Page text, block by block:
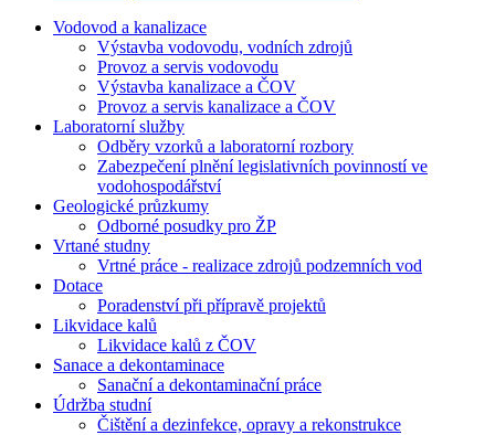
Vodovod a kanalizace
Výstavba vodovodu, vodních zdrojů
Provoz a servis vodovodu
Výstavba kanalizace a ČOV
Provoz a servis kanalizace a ČOV
Laboratorní služby
Odběry vzorků a laboratorní rozbory
Zabezpečení plnění legislativních povinností ve
vodohospodářství
Geologické průzkumy
Odborné posudky pro ŽP
Vrtané studny
Vrtné práce - realizace zdrojů podzemních vod
Dotace
Poradenství při přípravě projektů
Likvidace kalů
Likvidace kalů z ČOV
Sanace a dekontaminace
Sanační a dekontaminační práce
Údržba studní
Čištění a dezinfekce, opravy a rekonstrukce